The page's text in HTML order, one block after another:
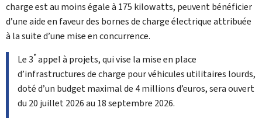
charge est au moins égale à 175 kilowatts, peuvent bénéficier
d’une aide en faveur des bornes de charge électrique attribuée
à la suite d’une mise en concurrence.
Le 3eappel à projets, qui vise la mise en place
d’infrastructures de charge pour véhicules utilitaires lourds,
doté d’un budget maximal de 4 millions d’euros, sera ouvert
du 20 juillet 2026 au 18 septembre 2026.